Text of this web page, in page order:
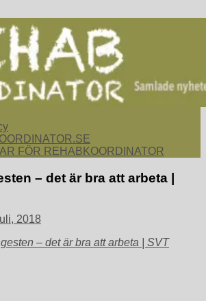
dig som arbetar med att koordinera och
åtgärder för återgång i arbete.
FÖR REHABKOORDINATOR
– det är bra att arbeta |
2018
– det är bra att arbeta | SVT